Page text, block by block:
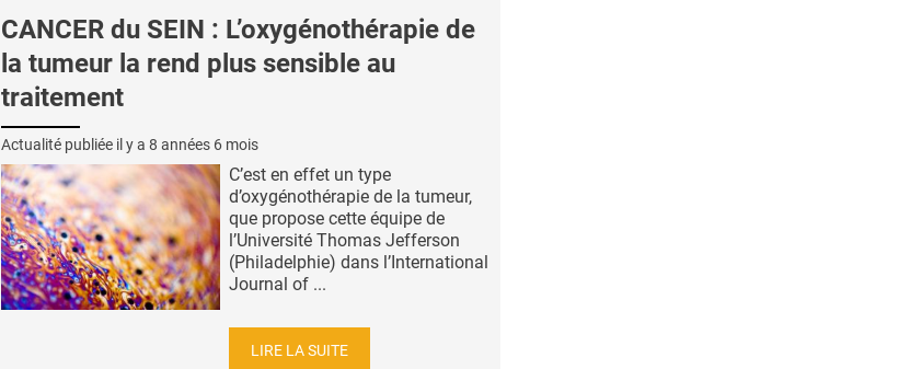
CANCER du SEIN : L’oxygénothérapie de
la tumeur la rend plus sensible au
traitement
Actualité publiée il y a 8 années 6 mois
C’est en effet un type
d’oxygénothérapie de la tumeur,
que propose cette équipe de
l’Université Thomas Jefferson
(Philadelphie) dans l’International
Journal of ...
LIRE LA SUITE